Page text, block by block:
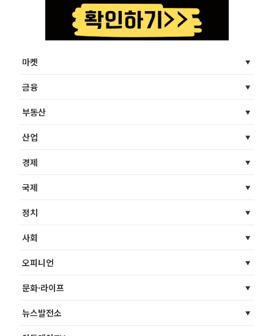
마켓
금융
부동산
산업
경제
국제
정치
사회
오피니언
문화·라이프
뉴스발전소